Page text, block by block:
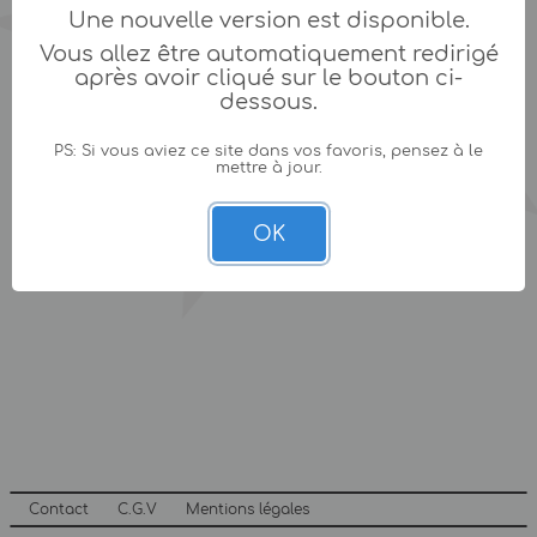
Contact C.G.V Mentions légales
Une nouvelle version est disponible.
Vous allez être automatiquement redirigé
après avoir cliqué sur le bouton ci-
dessous.
PS: Si vous aviez ce site dans vos favoris, pensez à le
mettre à jour.
OK